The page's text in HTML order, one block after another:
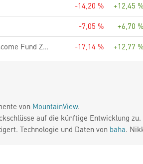
-14,20 % +12,45 %
-7,05 % +6,70 %
Morgan Stanley Investment Funds Global Brands Equity Income Fund ZHR (EUR) -17,14 % +12,77 %
von MountainView.
auf die künftige Entwicklung zu.
Technologie und Daten von baha.